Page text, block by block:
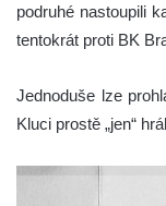
podruhé nastoupili
tentokrát proti BK
Jednoduše lze
Kluci prostě „jen“